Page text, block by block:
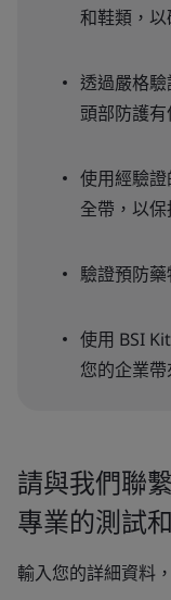
和鞋類，以
透過嚴格
頭部防護有
使用經驗
全帶，以保
驗證預防藥
使用 BSI
您的企業帶
請與我們聯
專業的測試
輸入您的詳細資料